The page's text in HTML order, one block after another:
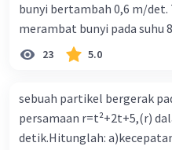
bunyi bertambah 0,6 m/
merambat bunyi pada suhu
23 5.0
sebuah partikel bergerak
persamaan r=t²+2t+5,(r)
detik.Hitunglah: